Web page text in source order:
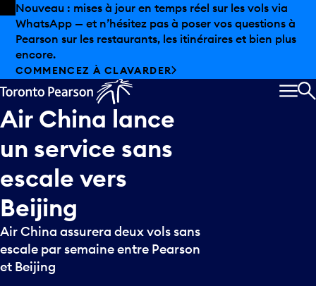
Skip to offers
Passer au contenu principal
Nouveau : mises à jour en temps réel sur les vols via
WhatsApp — et n’hésitez pas à poser vos questions à
Pearson sur les restaurants, les itinéraires et bien plus
encore.
COMMENCEZ À CLAVARDER
Air China lance
un service sans
escale vers
Beijing
Air China assurera deux vols sans
escale par semaine entre Pearson
et Beijing